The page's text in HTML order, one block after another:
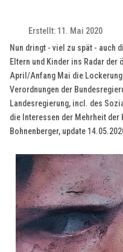
Erstellt: 11. Mai 2020
Nun dringt - viel zu spät - auch
Eltern und Kinder ins Radar
April/Anfang Mai die
Verordnungen der
Landesregierung, incl. des
die Interessen der Mehrheit
Bohnenberger, update